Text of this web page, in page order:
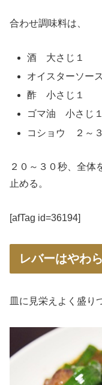
合わせ調味料は、
酒 大さじ１
オイスターソー
酢 小さじ１
ゴマ油 小さじ１
コショウ ２～３
２０～３０秒、全体
止める。
[afTag id=36194]
レバーはやわ
皿に見栄えよく盛り